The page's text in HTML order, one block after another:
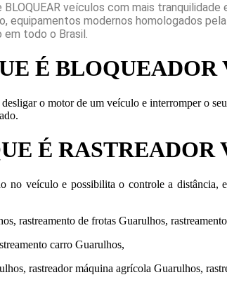
veículos com mais
equipamentos modernos homologados
todo o Brasil.
É
o motor de um veículo e interromper o
É RASTREADOR
veículo e possibilita o controle a distância,
rastreamento de frotas Guarulhos,
carro Guarulhos,
rastreador máquina agrícola Guarulhos,